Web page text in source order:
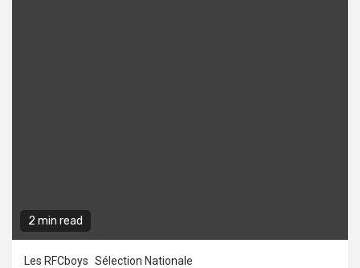
2 min read
Les RFCboys Sélection Nationale